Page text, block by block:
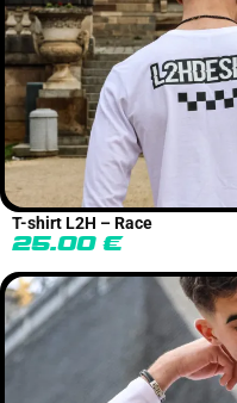
T-shirt L2H – Race
25.00 €